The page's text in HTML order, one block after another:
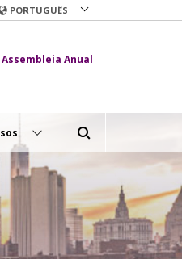
PORTUGUÊS
Assembleia Anual